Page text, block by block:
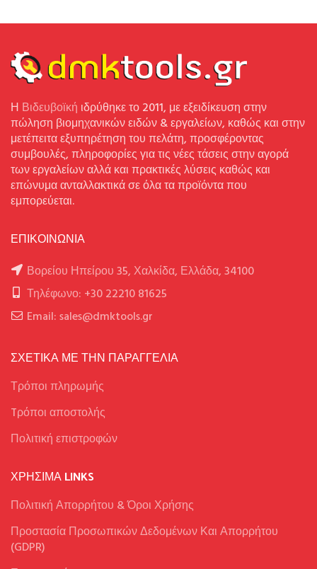
Η Βιδευβοϊκή ιδρύθηκε το 2011, με εξειδίκευση στην
πώληση βιομηχανικών ειδών & εργαλείων, καθώς και στην
μετέπειτα εξυπηρέτηση του πελάτη, προσφέροντας
συμβουλές, πληροφορίες για τις νέες τάσεις στην αγορά
των εργαλείων αλλά και πρακτικές λύσεις καθώς και
επώνυμα ανταλλακτικά σε όλα τα προϊόντα που
εμπορεύεται.
ΕΠΙΚΟΙΝΩΝΙΑ
Βορείου Ηπείρου 35, Χαλκίδα, Ελλάδα, 34100
Τηλέφωνο: +30 22210 81625
Email: sales@dmktools.gr
ΣΧΕΤΙΚΑ ΜΕ ΤΗΝ ΠΑΡΑΓΓΕΛΙΑ
Τρόποι πληρωμής
Tρόποι αποστολής
Πολιτική επιστροφών
ΧΡΉΣΙΜΑ LINKS
Πολιτική Απορρήτου & Όροι Χρήσης
Προστασία Προσωπικών Δεδομένων Και Απορρήτου
(GDPR)